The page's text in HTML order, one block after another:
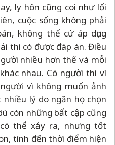
ly hôn cũng coi như lối
cuộc sống không phải
không thể cứ áp dụng
thì có được đáp án. Điều
nhiều hơn thế và mỗi
nhau. Có người thì vì
vì không muốn ảnh
lý do ngăn họ chọn
còn những bất cập cũng
thể xảy ra, nhưng tốt
tính đến thời điểm hiện